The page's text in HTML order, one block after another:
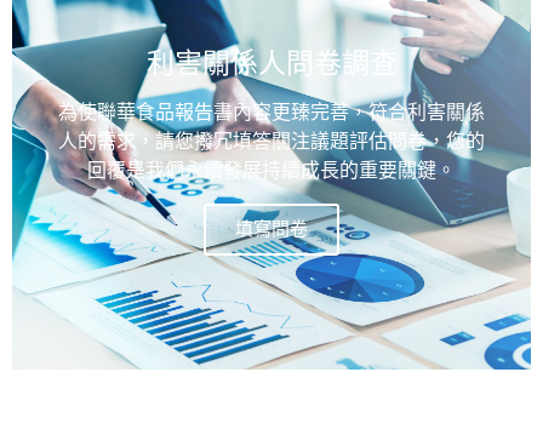
利害關係人問卷調查
為使聯華食品報告書內容更臻完善，符合利害關係
人的需求，請您撥冗填答關注議題評估問卷，您的
回覆是我們永續發展持續成長的重要關鍵。
填寫問卷